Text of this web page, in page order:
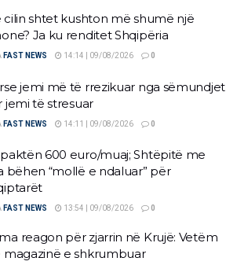
cilin shtet kushton më shumë një
Ja ku renditet Shqipëria
FAST NEWS 14:14 | 09/08/2026 0
jemi më të rrezikuar nga sëmundjet
jemi të stresuar
FAST NEWS 14:11 | 09/08/2026 0
600 euro/muaj; Shtëpitë me
bëhen “mollë e ndaluar” për
FAST NEWS 13:54 | 09/08/2026 0
reagon për zjarrin në Krujë: Vetëm
magazinë e shkrumbuar